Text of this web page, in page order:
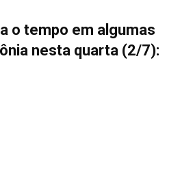
o tempo em algumas
nesta quarta (2/7):